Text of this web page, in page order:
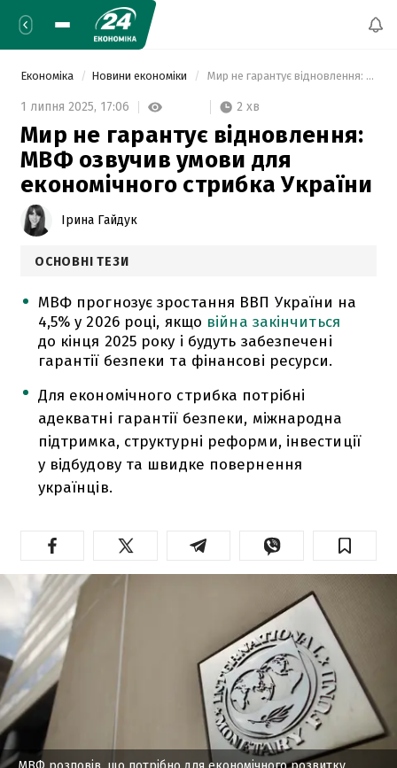
Економіка Новини економіки Мир не гарантує відновлення: МВФ озвучив умови для економічного стрибка України
1 липня 2025, 17:06 2 хв
Мир не гарантує відновлення:
МВФ озвучив умови для
економічного стрибка України
Ірина Гайдук
ОСНОВНІ ТЕЗИ
МВФ прогнозує зростання ВВП України на
4,5% у 2026 році, якщо війна закінчиться
до кінця 2025 року і будуть забезпечені
гарантії безпеки та фінансові ресурси.
Для економічного стрибка потрібні
адекватні гарантії безпеки, міжнародна
підтримка, структурні реформи, інвестиції
у відбудову та швидке повернення
українців.